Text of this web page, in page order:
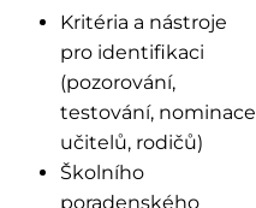
Kritéria a nástroje
pro identifikaci
(pozorování,
testování, nominace
učitelů, rodičů)
Školního
poradenského